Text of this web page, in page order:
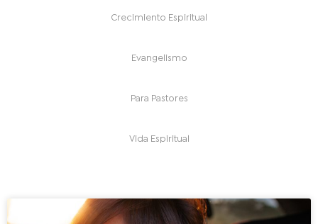
Crecimiento Espiritual
Evangelismo
Para Pastores
Vida Espiritual